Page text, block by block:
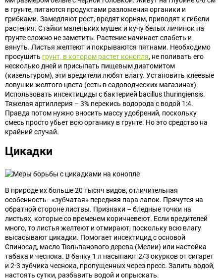
в грунте, питаются продуктами разложения органики и
грибками. Замедляют рост, вредят корням, приводят к гибели
растения. Стайки маленьких мушек и кучу белых личинок на
грунте сложно не заметить. Растение начинает слабеть и
вянуть. Листья желтеют и покрываются пятнами. Необходимо
просушить грунт, в котором растет конопля, не поливать его
несколько дней и присыпать пищевым диатомитом
(кизельгуром), эти вредители любят влагу. Установить клеевые
ловушки желтого цвета (есть в садоводческих магазинах).
Использовать инсектициды с бактерией bacillus thuringiensis.
Тяжелая артиллерия – 3% перекись водорода с водой 1:4.
Правда потом нужно вносить массу удобрений, поскольку
смесь просто убьет всю органику в грунте. Но это средство на
крайний случай.
Цикадки
В природе их больше 20 тысяч видов, отличительная
особенность - «зубчатая» передняя пара лапок. Прячутся на
обратной стороне листвы. Признаки – бледные точки на
листьях, которые со временем коричневеют. Если вредителей
много, то листья желтеют и отмирают, поскольку всю влагу
высасывают цикадки. Помогает инсектицид с основой
Спиносад, масло Тюльпанового дерева (Мелии) или настойка
табака и чеснока. В банку 1 л насыпают 2/3 окурков от сигарет
и 2-3 зубчика чеснока, пропущенных через пресс. Залить водой,
настоять сутки, разбавить водой и опрыскать.